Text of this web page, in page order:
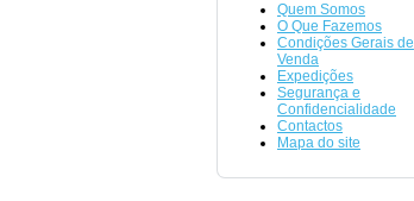
Quem Somos
O Que Fazemos
Condições Gerais de
Venda
Expedições
Segurança e
Confidencialidade
Contactos
Mapa do site